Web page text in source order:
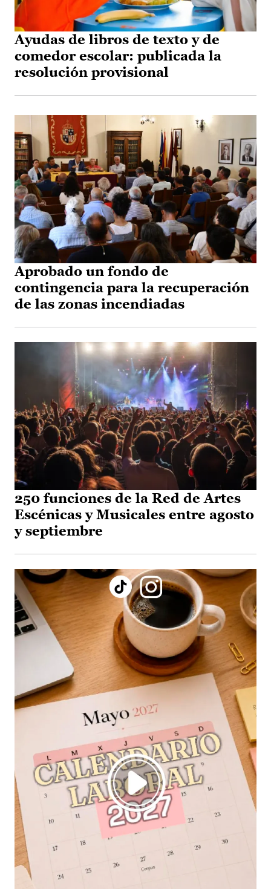
Ayudas de libros de texto y de
comedor escolar: publicada la
resolución provisional
Aprobado un fondo de
contingencia para la recuperación
de las zonas incendiadas
250 funciones de la Red de Artes
Escénicas y Musicales entre agosto
y septiembre